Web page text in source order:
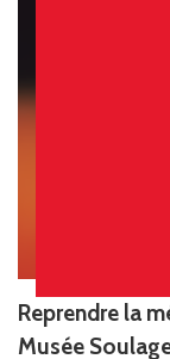
Reprendre la
Musée